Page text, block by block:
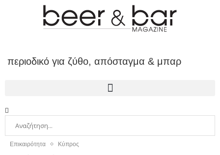
περιοδικό για ζύθο, απόσταγμα & μπαρ
Επικαιρότητα Κύπρος